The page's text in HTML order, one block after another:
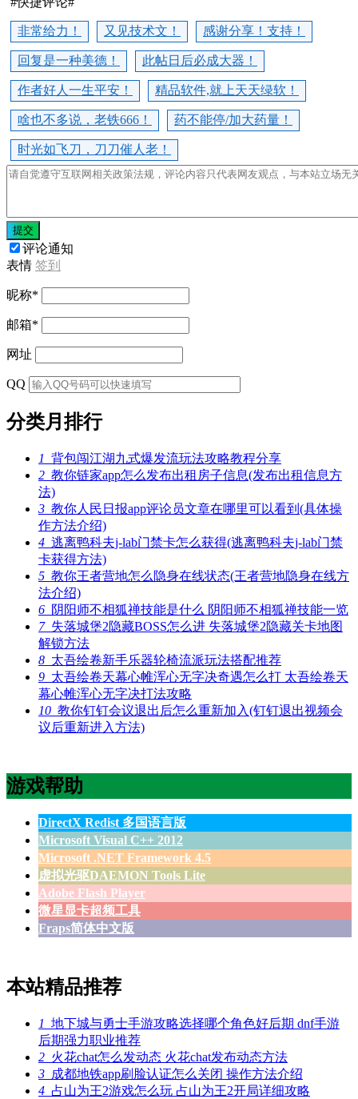
非常给力！ 又见技术文！ 感谢分享！支持！
回复是一种美德！ 此帖日后必成大器！
作者好人一生平安！ 精品软件,就上天天绿软！
啥也不多说，老铁666！ 药不能停/加大药量！
时光如飞刀，刀刀催人老！
提交
评论通知
表情 签到
昵称*
邮箱*
网址
QQ
分类月排行
1 背包闯江湖九式爆发流玩法攻略教程分享
2 教你链家app怎么发布出租房子信息(发布出租信息方
法)
3 教你人民日报app评论员文章在哪里可以看到(具体操
作方法介绍)
4 逃离鸭科夫j-lab门禁卡怎么获得(逃离鸭科夫j-lab门禁
卡获得方法)
5 教你王者营地怎么隐身在线状态(王者营地隐身在线方
法介绍)
6 阴阳师不相狐禅技能是什么 阴阳师不相狐禅技能一览
7失落城堡2隐藏BOSS怎么进 失落城堡2隐藏关卡地图
解锁方法
8 太吾绘卷新手乐器轮椅流派玩法搭配推荐
9 太吾绘卷天幕心帷浑心无字决奇遇怎么打 太吾绘卷天
幕心帷浑心无字决打法攻略
10 教你钉钉会议退出后怎么重新加入(钉钉退出视频会
议后重新进入方法)
游戏帮助
DirectX Redist 多国语言版
Microsoft Visual C++ 2012
Microsoft .NET Framework 4.5
虚拟光驱DAEMON Tools Lite
Adobe Flash Player
微星显卡超频工具
Fraps简体中文版
本站精品推荐
1 地下城与勇士手游攻略选择哪个角色好后期 dnf手游
后期强力职业推荐
2 火花chat怎么发动态 火花chat发布动态方法
3 成都地铁app刷脸认证怎么关闭 操作方法介绍
4 占山为王2游戏怎么玩 占山为王2开局详细攻略